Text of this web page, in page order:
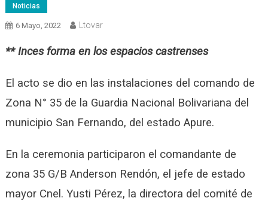
Noticias
6 Mayo, 2022 Ltovar
** Inces forma en los espacios castrenses
El acto se dio en las instalaciones del comando de
Zona N° 35 de la Guardia Nacional Bolivariana del
municipio San Fernando, del estado Apure.
En la ceremonia participaron el comandante de
zona 35 G/B Anderson Rendón, el jefe de estado
mayor Cnel. Yusti Pérez, la directora del comité de